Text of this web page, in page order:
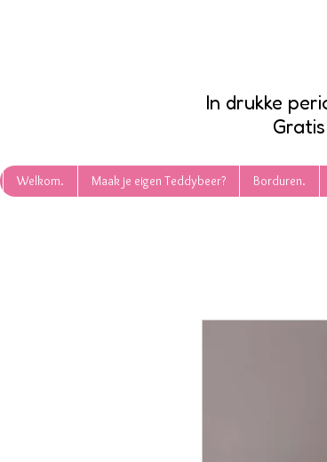
In drukke
Welkom. Maak je eigen Teddybeer? Borduren.